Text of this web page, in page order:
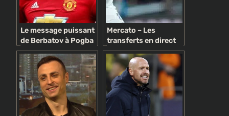
Le message puissant
de Berbatov à Pogba
sur son avenir avec
Man United
Mercato – Les
transferts en direct
du 03 juin 2025 sur
koumpeu.com